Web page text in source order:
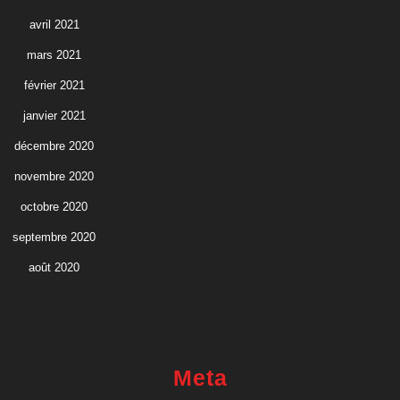
avril 2021
mars 2021
février 2021
janvier 2021
décembre 2020
novembre 2020
octobre 2020
septembre 2020
août 2020
Meta